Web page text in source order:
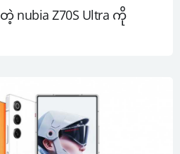
တဲ့ nubia Z70S Ultra ကို